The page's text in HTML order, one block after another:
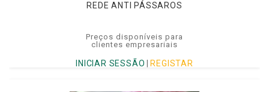
REDE ANTI PÁSSAROS
Preços disponíveis para
clientes empresariais
INICIAR SESSÃO REGISTAR